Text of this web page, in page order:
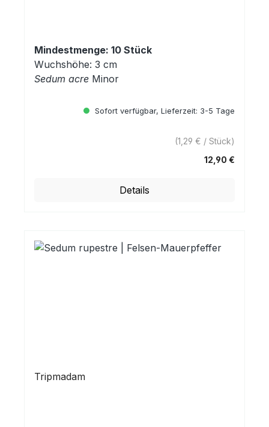
Mindestmenge: 10 Stück
Wuchshöhe: 3 cm
Sedum acre Minor
Sofort verfügbar, Lieferzeit: 3-5 Tage
(1,29 € / Stück)
12,90 €
Details
Tripmadam